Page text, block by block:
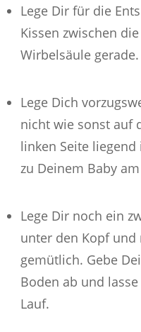
Lege Dir für die
Kissen zwischen
Wirbelsäule gerade.
Lege Dich
nicht wie sonst auf
linken Seite
zu Deinem Baby
Lege Dir noch ein
unter den Kopf
gemütlich. Gebe
Boden ab und
Lauf.